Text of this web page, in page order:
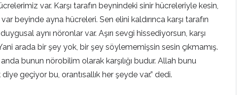
var. Karşı tarafın beynindeki sinir hücreleriyle kesin,
beyinde ayna hücreleri. Sen elini kaldırınca karşı tarafın
aynı nöronlar var. Aşırı sevgi hissediyorsun, karşı
arada bir şey yok, bir şey söylememişsin sesin çıkmamış.
bunun nörobilim olarak karşılığı budur. Allah bunu
geçiyor bu, orantısallık her şeyde var.” dedi.